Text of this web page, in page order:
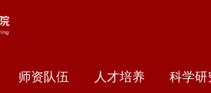
师资队伍 人才培养 科学